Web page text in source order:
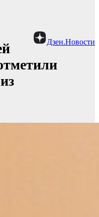
Дзен.Новости